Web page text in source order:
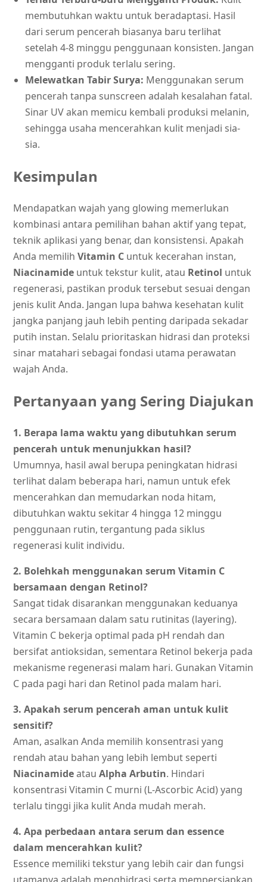
membutuhkan waktu untuk beradaptasi. Hasil
dari serum pencerah biasanya baru terlihat
setelah 4-8 minggu penggunaan konsisten. Jangan
mengganti produk terlalu sering.
Melewatkan Tabir Surya: Menggunakan serum
pencerah tanpa sunscreen adalah kesalahan fatal.
Sinar UV akan memicu kembali produksi melanin,
sehingga usaha mencerahkan kulit menjadi sia-
sia.
Kesimpulan
Mendapatkan wajah yang glowing memerlukan
kombinasi antara pemilihan bahan aktif yang tepat,
teknik aplikasi yang benar, dan konsistensi. Apakah
Anda memilih Vitamin C untuk kecerahan instan,
Niacinamide untuk tekstur kulit, atau Retinol untuk
regenerasi, pastikan produk tersebut sesuai dengan
jenis kulit Anda. Jangan lupa bahwa kesehatan kulit
jangka panjang jauh lebih penting daripada sekadar
putih instan. Selalu prioritaskan hidrasi dan proteksi
sinar matahari sebagai fondasi utama perawatan
wajah Anda.
Pertanyaan yang Sering Diajukan
1. Berapa lama waktu yang dibutuhkan serum
pencerah untuk menunjukkan hasil?
Umumnya, hasil awal berupa peningkatan hidrasi
terlihat dalam beberapa hari, namun untuk efek
mencerahkan dan memudarkan noda hitam,
dibutuhkan waktu sekitar 4 hingga 12 minggu
penggunaan rutin, tergantung pada siklus
regenerasi kulit individu.
2. Bolehkah menggunakan serum Vitamin C
bersamaan dengan Retinol?
Sangat tidak disarankan menggunakan keduanya
secara bersamaan dalam satu rutinitas (layering).
Vitamin C bekerja optimal pada pH rendah dan
bersifat antioksidan, sementara Retinol bekerja pada
mekanisme regenerasi malam hari. Gunakan Vitamin
C pada pagi hari dan Retinol pada malam hari.
3. Apakah serum pencerah aman untuk kulit
sensitif?
Aman, asalkan Anda memilih konsentrasi yang
rendah atau bahan yang lebih lembut seperti
Niacinamideatau Alpha Arbutin. Hindari
konsentrasi Vitamin C murni (L-Ascorbic Acid) yang
terlalu tinggi jika kulit Anda mudah merah.
4. Apa perbedaan antara serum dan essence
dalam mencerahkan kulit?
Essence memiliki tekstur yang lebih cair dan fungsi